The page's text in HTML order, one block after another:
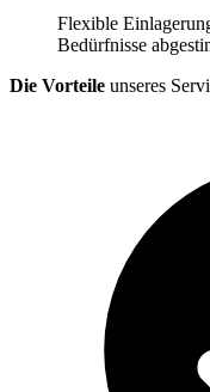
Flexible
Bedürfnisse
Die Vorteile unseres